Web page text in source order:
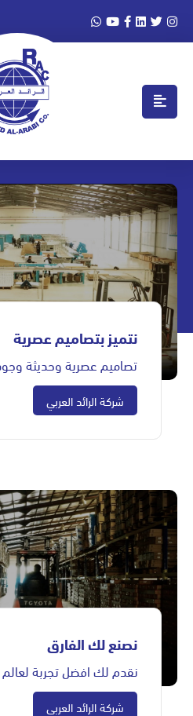
نتميز بتصاميم عصرية
تصاميم عصرية وحديثة
شركة الرائد العربي
نصنع لك الفارق
نقدم لك افضل تجربة لعالم
شركة الرائد العربي